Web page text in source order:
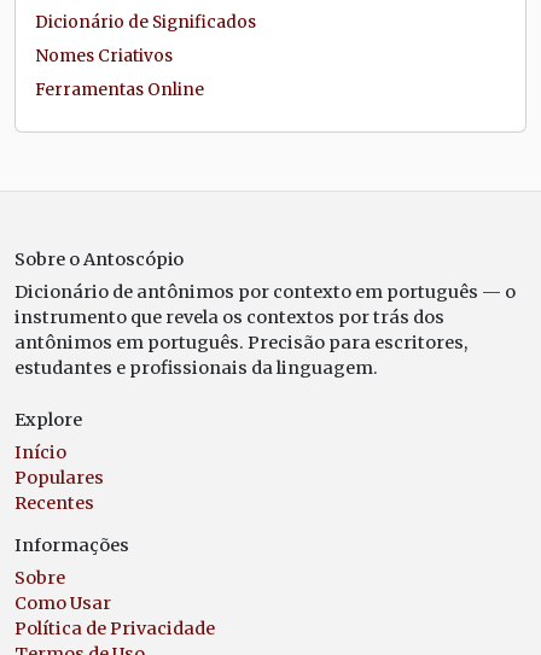
Dicionário de Significados
Nomes Criativos
Ferramentas Online
Sobre o Antoscópio
Dicionário de antônimos por contexto em português — o
instrumento que revela os contextos por trás dos
antônimos em português. Precisão para escritores,
estudantes e profissionais da linguagem.
Explore
Início
Populares
Recentes
Informações
Sobre
Como Usar
Política de Privacidade